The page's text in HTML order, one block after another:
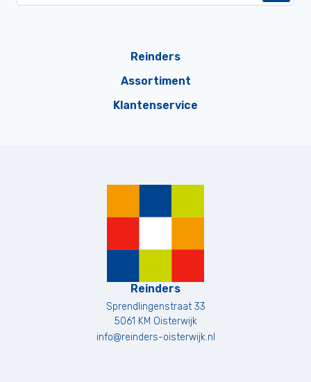
Reinders
Assortiment
Klantenservice
Reinders
Sprendlingenstraat 33
5061 KM Oisterwijk
info@reinders-oisterwijk.nl